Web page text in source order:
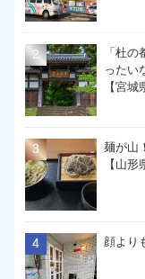
「杜
ったい
【宮城
麺が山
【山形
顔より